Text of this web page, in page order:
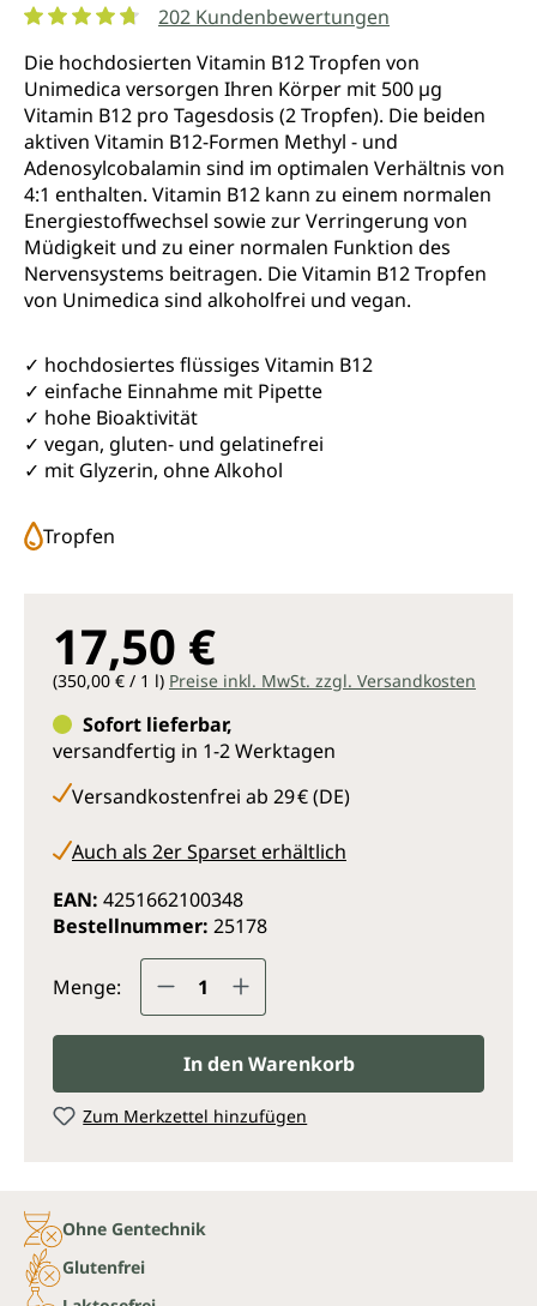
202 Kundenbewertungen
Die hochdosierten Vitamin B12 Tropfen von
Unimedica versorgen Ihren Körper mit 500 µg
Vitamin B12 pro Tagesdosis (2 Tropfen). Die beiden
aktiven Vitamin B12-Formen Methyl - und
Adenosylcobalamin sind im optimalen Verhältnis von
4:1 enthalten. Vitamin B12 kann zu einem normalen
Energiestoffwechsel sowie zur Verringerung von
Müdigkeit und zu einer normalen Funktion des
Nervensystems beitragen. Die Vitamin B12 Tropfen
von Unimedica sind alkoholfrei und vegan.
✓ hochdosiertes flüssiges Vitamin B12
✓ einfache Einnahme mit Pipette
✓ hohe Bioaktivität
✓ vegan, gluten- und gelatinefrei
✓ mit Glyzerin, ohne Alkohol
Tropfen
17,50 €
(350,00 € / 1 l) Preise inkl. MwSt. zzgl. Versandkosten
Sofort lieferbar,
versandfertig in 1-2 Werktagen
Versandkostenfrei ab 29 € (DE)
Auch als 2er Sparset erhältlich
EAN: 4251662100348
Bestellnummer: 25178
Menge: Produkt Anzahl: Gib den
In den Warenkorb
Zum Merkzettel hinzufügen
Ohne Gentechnik
Glutenfrei